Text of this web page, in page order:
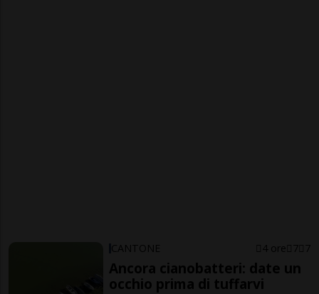
CANTONE 4 ore 7 7
Ancora cianobatteri: date un
occhio prima di tuffarvi